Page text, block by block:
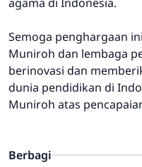
Semoga penghargaan
Muniroh dan lembaga
berinovasi dan
dunia pendidikan di
Muniroh atas
Berbagi